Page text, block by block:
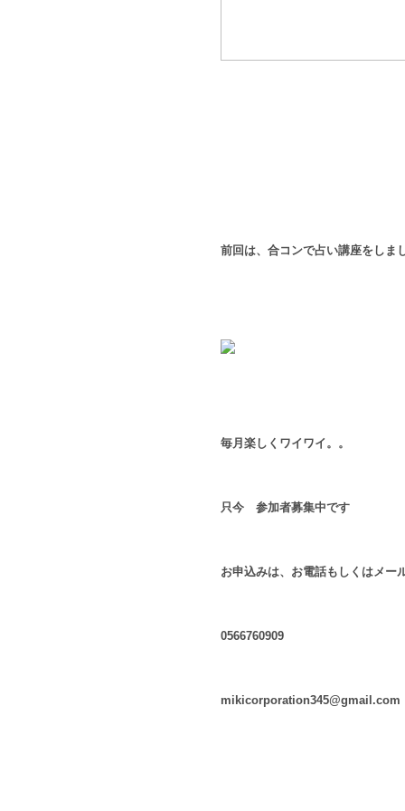
前回は、合コンで占い講座をしま
毎月楽しくワイワイ。。
只今 参加者募集中です
お申込みは、お電話もしくはメー
0566760909
mikicorporation345@gmail.com